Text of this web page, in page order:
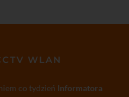
WLAN
co tydzień Informatora